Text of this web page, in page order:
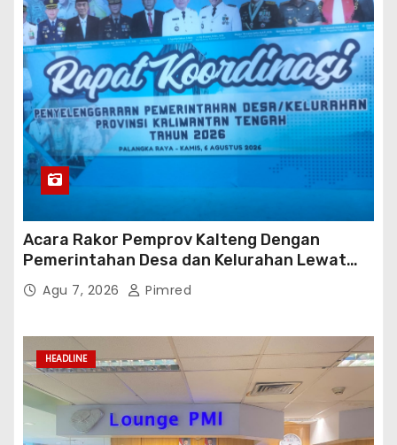
Acara Rakor Pemprov Kalteng Dengan
Pemerintahan Desa dan Kelurahan Lewat
Risk Assessment
Agu 7, 2026 Pimred
HEADLINE